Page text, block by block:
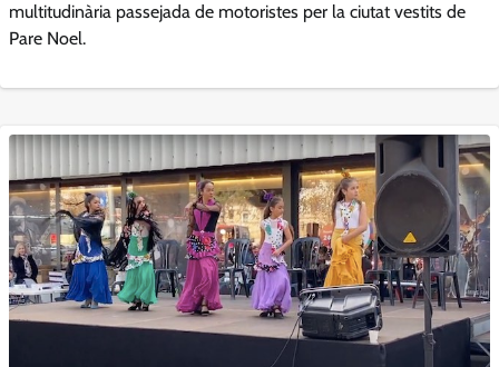
multitudinària passejada de motoristes per la ciutat vestits de
Pare Noel.